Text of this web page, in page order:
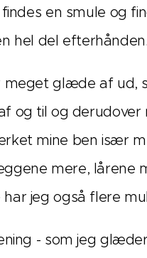
en smule og
hel del efterhånden.
glæde af ud,
og til og derudover
mine ben især
mere, lårene
jeg også flere
- som jeg